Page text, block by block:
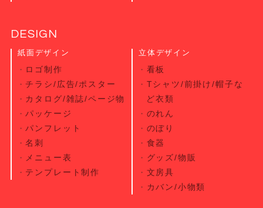
DESIGN
紙面デザイン
ロゴ制作
チラシ/広告/ポスター
カタログ/雑誌/ページ物
パッケージ
パンフレット
名刺
メニュー表
テンプレート制作
立体デザイン
看板
Tシャツ/前掛け/帽子な
ど衣類
のれん
のぼり
食器
グッズ/物販
文房具
カバン/小物類